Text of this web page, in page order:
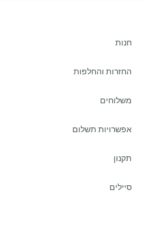
חנות
החזרות והחלפות
משלוחים
אפשרויות תשלום
תקנון
סיילים